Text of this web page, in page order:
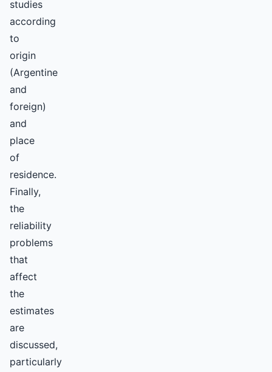
studies
according
to
origin
(Argentine
and
foreign)
and
place
of
residence.
Finally,
the
reliability
problems
that
affect
the
estimates
are
discussed,
particularly